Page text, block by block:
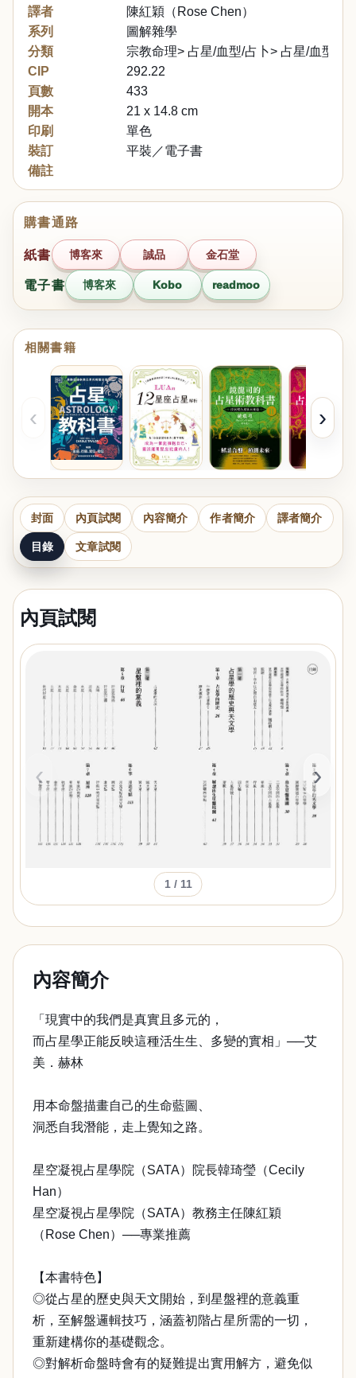
譯者
陳紅穎（Rose Chen）
系列
圖解雜學
分類
宗教命理> 占星/血型/占卜> 占星/血型
CIP
292.22
頁數
433
開本
21 x 14.8 cm
印刷
單色
裝訂
平裝／電子書
備註
購書通路
紙書 博客來 誠品 金石堂
電子書 博客來 Kobo readmoo
相關書籍
‹ ›
封面 內頁試閱 內容簡介 作者簡介 譯者簡介
目錄 文章試閱
內頁試閱
‹ ›
1/ 11
內容簡介
「現實中的我們是真實且多元的，
而占星學正能反映這種活生生、多變的實相」──艾
美．赫林
用本命盤描畫自己的生命藍圖、
洞悉自我潛能，走上覺知之路。
星空凝視占星學院（SATA）院長韓琦瑩（Cecily
Han）
星空凝視占星學院（SATA）教務主任陳紅穎
（Rose Chen）──專業推薦
【本書特色】
◎從占星的歷史與天文開始，到星盤裡的意義重
析，至解盤邏輯技巧，涵蓋初階占星所需的一切，
重新建構你的基礎觀念。
◎對解析命盤時會有的疑難提出實用解方，避免似